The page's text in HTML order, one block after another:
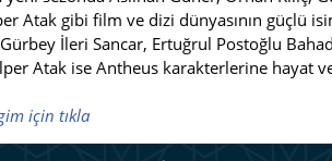
Atak gibi film ve dizi dünyasının güçlü
İleri Sancar, Ertuğrul Postoğlu
Atak ise Antheus karakterlerine hayat
için tıkla